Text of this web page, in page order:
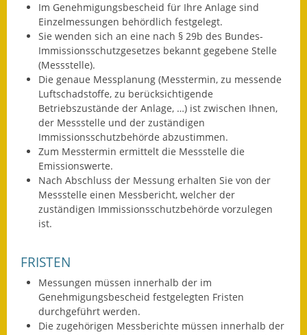
Baugebiete & Bauplätze
Bauwasser/Wasser/Abwasser
Bodenrichtwerte
Flächennutzungsplan
Gutachterausschuss
Landessanierungsprogramm
Rückstausicherung von
Gebäuden
Hochwassergefahrenkarte
Im Genehmigungsbescheid für Ihre Anlage sind
Einzelmessungen behördlich festgelegt.
Sie wenden sich an eine nach § 29b des Bundes-
Immissionsschutzgesetzes bekannt gegebene Stelle
(Messstelle).
Die genaue Messplanung (Messtermin, zu messende
Luftschadstoffe, zu berücksichtigende
Betriebszustände der Anlage, …) ist zwischen Ihnen,
der Messstelle und der zuständigen
Immissionsschutzbehörde abzustimmen.
Zum Messtermin ermittelt die Messstelle die
Emissionswerte.
Nach Abschluss der Messung erhalten Sie von der
Messstelle einen Messbericht, welcher der
zuständigen Immissionsschutzbehörde vorzulegen
ist.
FRISTEN
Messungen müssen innerhalb der im
Genehmigungsbescheid festgelegten Fristen
durchgeführt werden.
Die zugehörigen Messberichte müssen innerhalb der